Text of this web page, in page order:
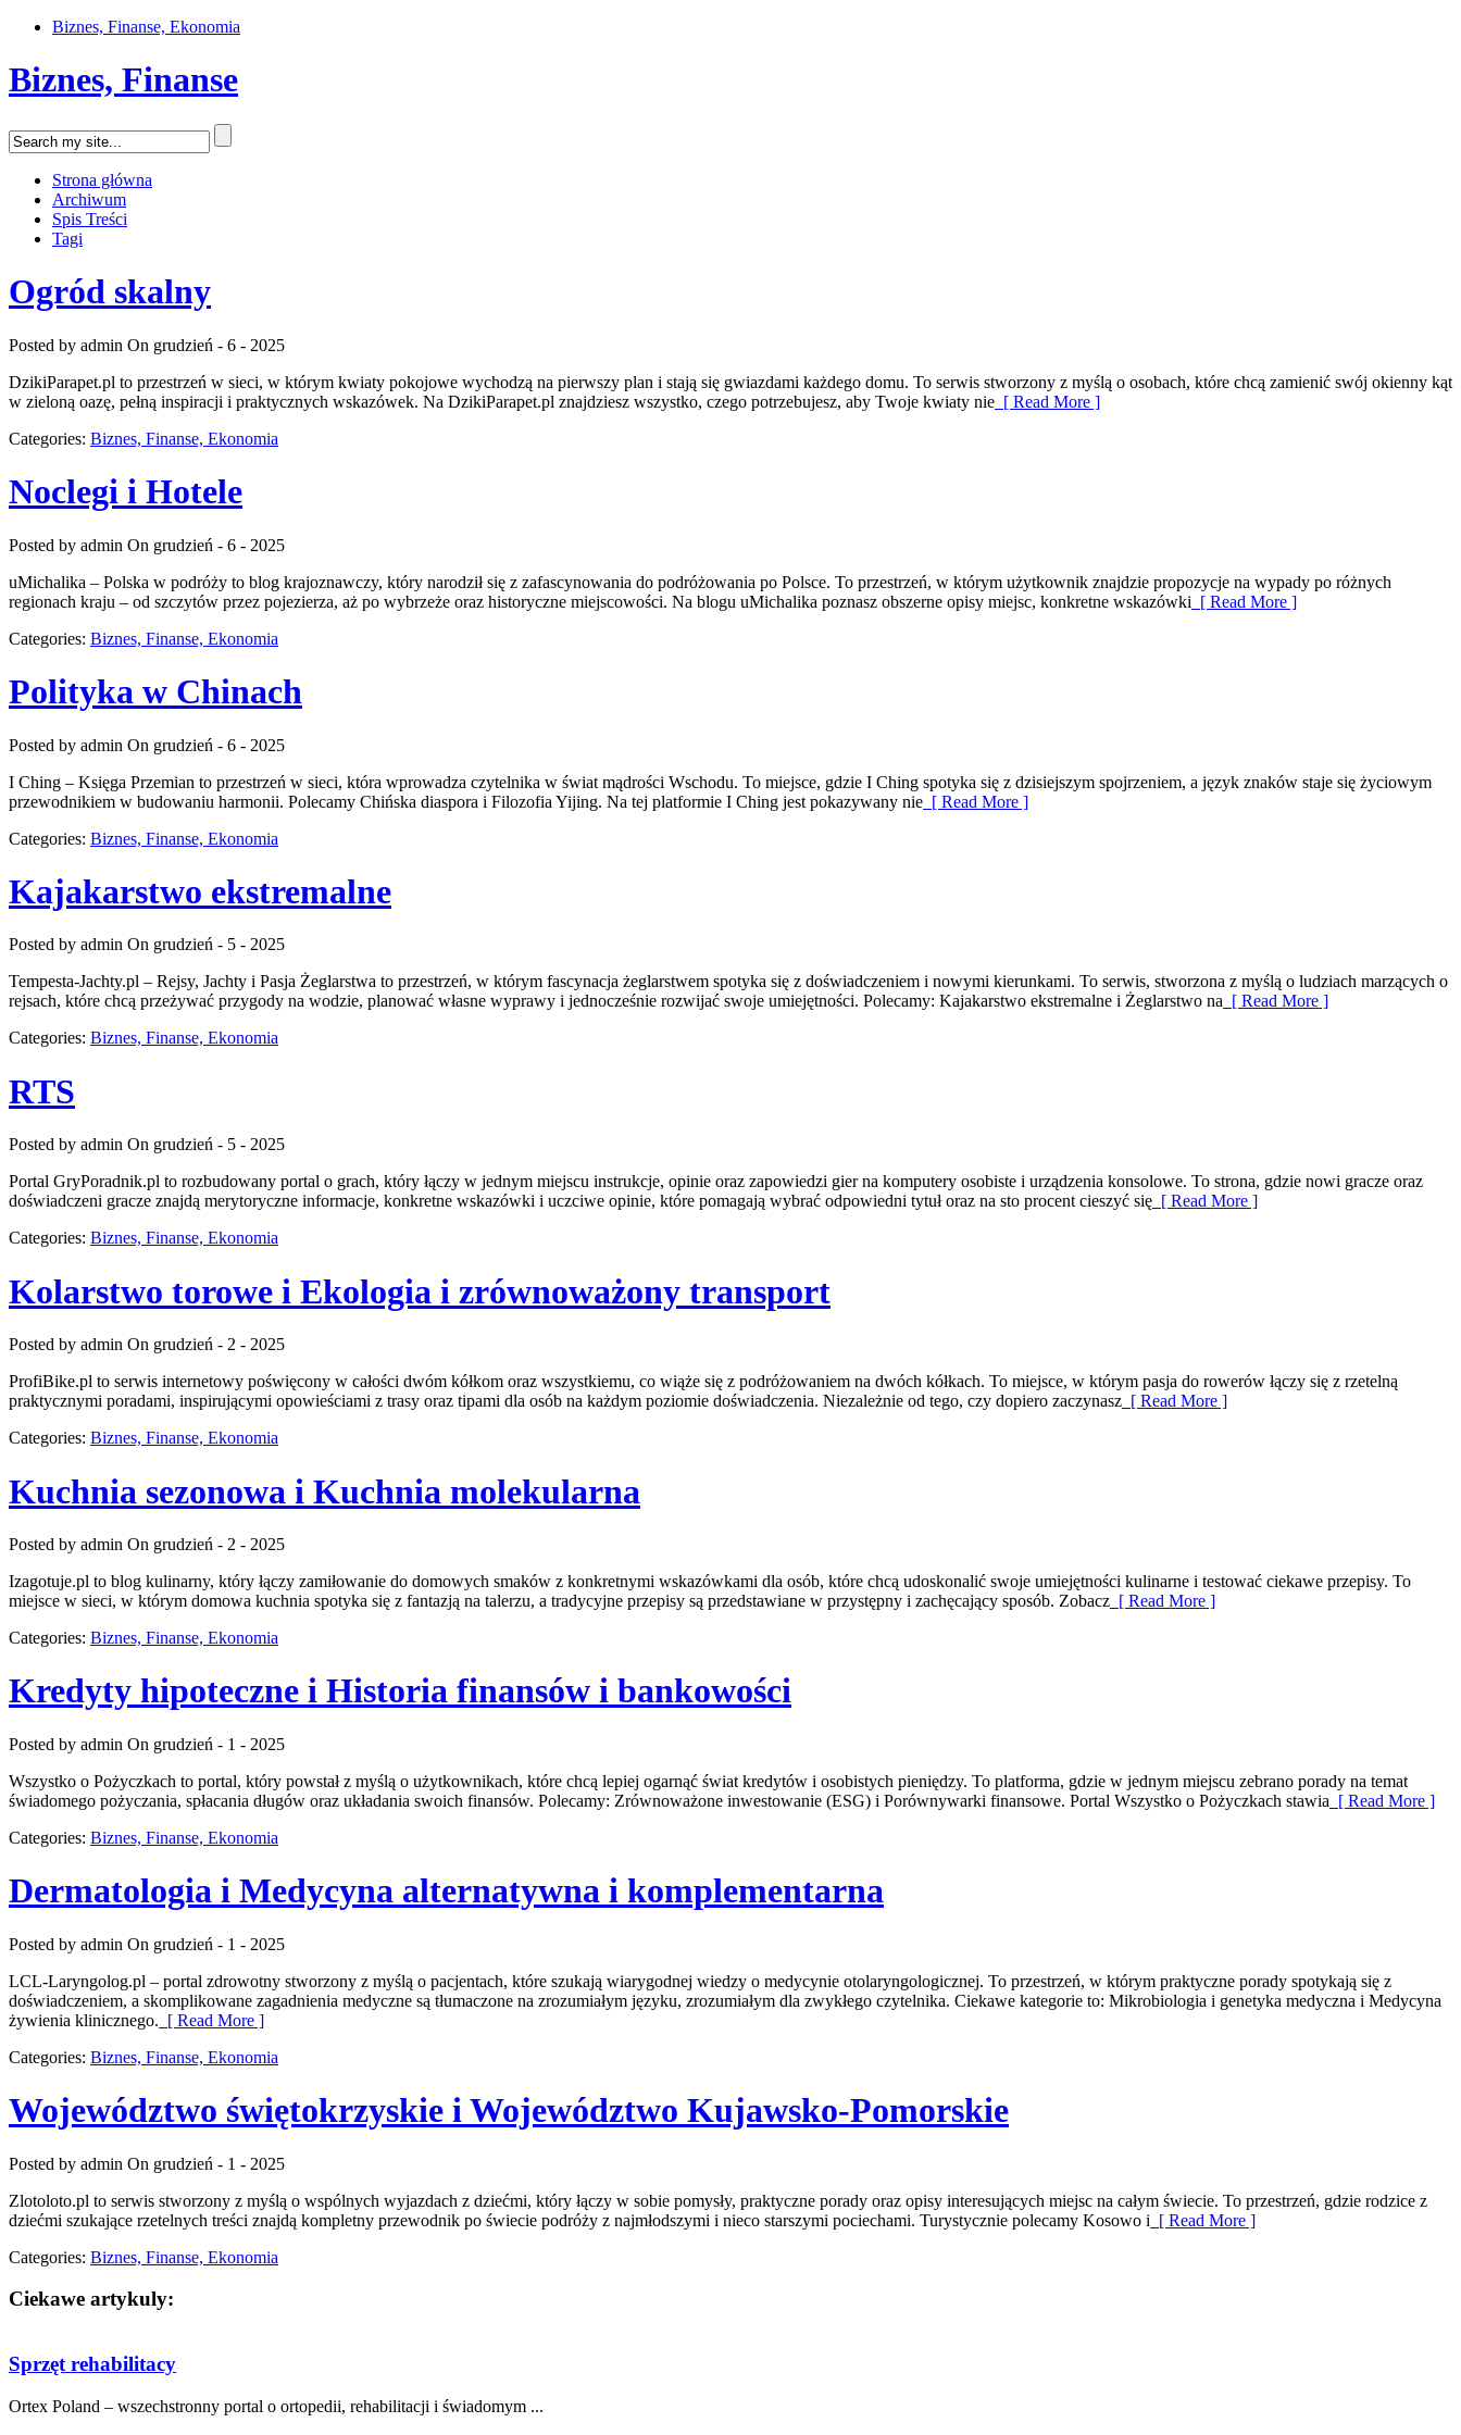
Biznes, Finanse, Ekonomia
Biznes, Finanse
Strona główna
Archiwum
Spis Treści
Tagi
Ogród skalny
Posted by admin On grudzień - 6 - 2025
DzikiParapet.pl to przestrzeń w sieci, w którym kwiaty pokojowe wychodzą na pierwszy plan i stają się gwiazdami każdego domu. To serwis stworzony z myślą o osobach, które chcą zamienić swój okienny kąt
w zieloną oazę, pełną inspiracji i praktycznych wskazówek. Na DzikiParapet.pl znajdziesz wszystko, czego potrzebujesz, aby Twoje kwiaty nie [ Read More ]
Categories: Biznes, Finanse, Ekonomia
Noclegi i Hotele
Posted by admin On grudzień - 6 - 2025
uMichalika – Polska w podróży to blog krajoznawczy, który narodził się z zafascynowania do podróżowania po Polsce. To przestrzeń, w którym użytkownik znajdzie propozycje na wypady po różnych
regionach kraju – od szczytów przez pojezierza, aż po wybrzeże oraz historyczne miejscowości. Na blogu uMichalika poznasz obszerne opisy miejsc, konkretne wskazówki [ Read More ]
Categories: Biznes, Finanse, Ekonomia
Polityka w Chinach
Posted by admin On grudzień - 6 - 2025
I Ching – Księga Przemian to przestrzeń w sieci, która wprowadza czytelnika w świat mądrości Wschodu. To miejsce, gdzie I Ching spotyka się z dzisiejszym spojrzeniem, a język znaków staje się życiowym
przewodnikiem w budowaniu harmonii. Polecamy Chińska diaspora i Filozofia Yijing. Na tej platformie I Ching jest pokazywany nie [ Read More ]
Categories: Biznes, Finanse, Ekonomia
Kajakarstwo ekstremalne
Posted by admin On grudzień - 5 - 2025
Tempesta-Jachty.pl – Rejsy, Jachty i Pasja Żeglarstwa to przestrzeń, w którym fascynacja żeglarstwem spotyka się z doświadczeniem i nowymi kierunkami. To serwis, stworzona z myślą o ludziach marzących o
rejsach, które chcą przeżywać przygody na wodzie, planować własne wyprawy i jednocześnie rozwijać swoje umiejętności. Polecamy: Kajakarstwo ekstremalne i Żeglarstwo na [ Read More ]
Categories: Biznes, Finanse, Ekonomia
RTS
Posted by admin On grudzień - 5 - 2025
Portal GryPoradnik.pl to rozbudowany portal o grach, który łączy w jednym miejscu instrukcje, opinie oraz zapowiedzi gier na komputery osobiste i urządzenia konsolowe. To strona, gdzie nowi gracze oraz
doświadczeni gracze znajdą merytoryczne informacje, konkretne wskazówki i uczciwe opinie, które pomagają wybrać odpowiedni tytuł oraz na sto procent cieszyć się [ Read More ]
Categories: Biznes, Finanse, Ekonomia
Kolarstwo torowe i Ekologia i zrównoważony transport
Posted by admin On grudzień - 2 - 2025
ProfiBike.pl to serwis internetowy poświęcony w całości dwóm kółkom oraz wszystkiemu, co wiąże się z podróżowaniem na dwóch kółkach. To miejsce, w którym pasja do rowerów łączy się z rzetelną
praktycznymi poradami, inspirującymi opowieściami z trasy oraz tipami dla osób na każdym poziomie doświadczenia. Niezależnie od tego, czy dopiero zaczynasz [ Read More ]
Categories: Biznes, Finanse, Ekonomia
Kuchnia sezonowa i Kuchnia molekularna
Posted by admin On grudzień - 2 - 2025
Izagotuje.pl to blog kulinarny, który łączy zamiłowanie do domowych smaków z konkretnymi wskazówkami dla osób, które chcą udoskonalić swoje umiejętności kulinarne i testować ciekawe przepisy. To
miejsce w sieci, w którym domowa kuchnia spotyka się z fantazją na talerzu, a tradycyjne przepisy są przedstawiane w przystępny i zachęcający sposób. Zobacz [ Read More ]
Categories: Biznes, Finanse, Ekonomia
Kredyty hipoteczne i Historia finansów i bankowości
Posted by admin On grudzień - 1 - 2025
Wszystko o Pożyczkach to portal, który powstał z myślą o użytkownikach, które chcą lepiej ogarnąć świat kredytów i osobistych pieniędzy. To platforma, gdzie w jednym miejscu zebrano porady na temat
świadomego pożyczania, spłacania długów oraz układania swoich finansów. Polecamy: Zrównoważone inwestowanie (ESG) i Porównywarki finansowe. Portal Wszystko o Pożyczkach stawia [ Read More ]
Categories: Biznes, Finanse, Ekonomia
Dermatologia i Medycyna alternatywna i komplementarna
Posted by admin On grudzień - 1 - 2025
LCL-Laryngolog.pl – portal zdrowotny stworzony z myślą o pacjentach, które szukają wiarygodnej wiedzy o medycynie otolaryngologicznej. To przestrzeń, w którym praktyczne porady spotykają się z
doświadczeniem, a skomplikowane zagadnienia medyczne są tłumaczone na zrozumiałym języku, zrozumiałym dla zwykłego czytelnika. Ciekawe kategorie to: Mikrobiologia i genetyka medyczna i Medycyna
żywienia klinicznego. [ Read More ]
Categories: Biznes, Finanse, Ekonomia
Województwo świętokrzyskie i Województwo Kujawsko-Pomorskie
Posted by admin On grudzień - 1 - 2025
Zlotoloto.pl to serwis stworzony z myślą o wspólnych wyjazdach z dziećmi, który łączy w sobie pomysły, praktyczne porady oraz opisy interesujących miejsc na całym świecie. To przestrzeń, gdzie rodzice z
dziećmi szukające rzetelnych treści znajdą kompletny przewodnik po świecie podróży z najmłodszymi i nieco starszymi pociechami. Turystycznie polecamy Kosowo i [ Read More ]
Categories: Biznes, Finanse, Ekonomia
Ciekawe artykuly:
Sprzęt rehabilitacy
Ortex Poland – wszechstronny portal o ortopedii, rehabilitacji i świadomym ...